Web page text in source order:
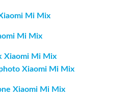
Mi Mix
Mi Mix
Xiaomi Mi Mix
Xiaomi Mi Mix
Xiaomi Mi Mix